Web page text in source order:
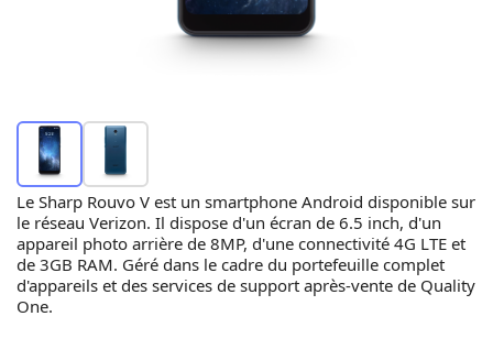
Le Sharp Rouvo V est un smartphone Android disponible sur
le réseau Verizon. Il dispose d'un écran de 6.5 inch, d'un
appareil photo arrière de 8MP, d'une connectivité 4G LTE et
de 3GB RAM. Géré dans le cadre du portefeuille complet
d'appareils et des services de support après-vente de Quality
One.